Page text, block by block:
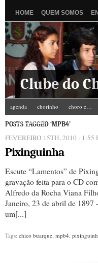
HOME QUEM SOMOS
Clube do
agenda chorinho choro e…
Zé do Camarim
POSTS TAGGED ‘MPB4’
FEVEREIRO 15TH, 2010 - 1:55
Pixinguinha
Escute “Lamentos” de
gravação feita para o CD
Alfredo da Rocha Viana
Janeiro, 23 de abril de
um[...]
Tags: chico buarque, mpb4,